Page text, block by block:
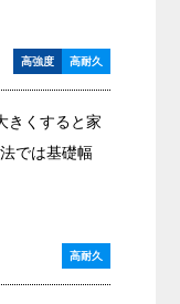
高強度 高耐久
きくすると家
では基礎幅
高耐久